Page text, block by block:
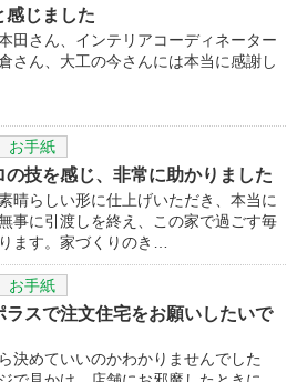
感じました
田さん、インテリアコーディネーター
さん、大工の今さんには本当に感謝し
お手紙
技を感じ、非常に助かりました
晴らしい形に仕上げいただき、本当に
事に引渡しを終え、この家で過ごす毎
ます。家づくりのき…
お手紙
スで注文住宅をお願いしたいで
決めていいのかわかりませんでした